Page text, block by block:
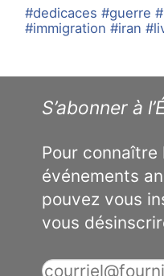
#dedicaces #guerre
#immigration #iran
S’abonner à
Pour
événements
pouvez vous
vous